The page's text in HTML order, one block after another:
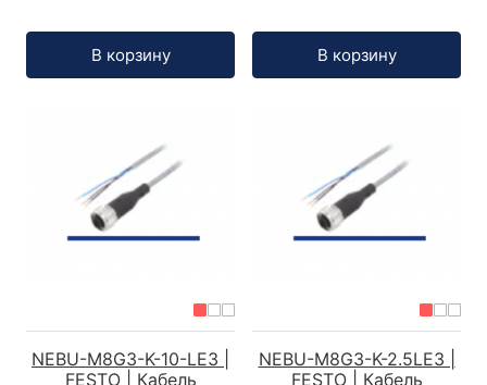
В корзину В корзину
NEBU-M8G3-K-10-LE3 |
FESTO | Кабель
NEBU-M8G3-K-2.5LE3 |
FESTO | Кабель